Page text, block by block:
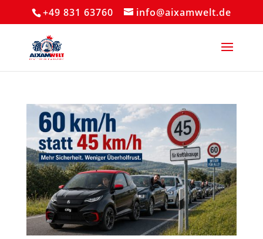
+49 831 63760 info@aixamwelt.de